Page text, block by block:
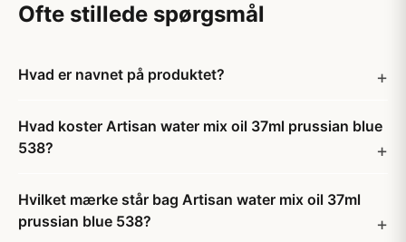
Ofte stillede spørgsmål
Hvad er navnet på produktet?
Hvad koster Artisan water mix oil 37ml prussian blue
538?
Hvilket mærke står bag Artisan water mix oil 37ml
prussian blue 538?